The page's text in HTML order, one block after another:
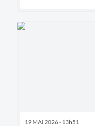
19 MAI 2026 - 13h51